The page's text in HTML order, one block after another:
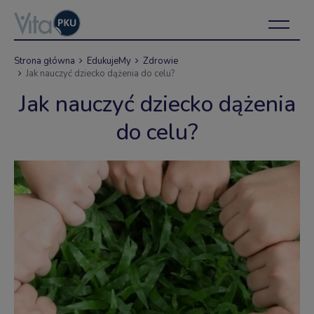
Strona główna EdukujeMy
Zdrowie
Jak nauczyć dziecko dążenia do celu?
Jak nauczyć dziecko dążenia
do celu?